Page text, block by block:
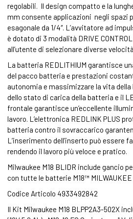
regolabili. Il design compatto e la
mm consente applicazioni negli spazi
esagonale da 1/4″. L’avvitatore ad
è dotato di 3 modalità DRIVE
all’utente di selezionare diverse
La batteria REDLITHIUM garantisce
del pacco batteria e prestazioni
autonomia e massimizzare la vita
dello stato di carica della batteria e il
frontale garantisce un’eccellente
lavoro. L’elettronica REDLINK PLUS
batteria contro il sovraccarico
L’inserimento dell’inserto può essere
rendendo il lavoro più veloce e pratico.
Milwaukee M18 BLIDR include gancio
con tutte le batterie M18™ MILWAUKEE
Codice Articolo 4933492842
Il Kit Milwaukee M18 BLPP2A3-502X